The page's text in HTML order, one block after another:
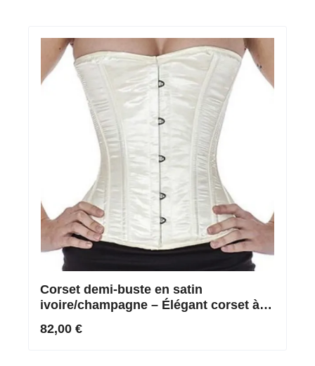
Corset demi-buste en satin
ivoire/champagne – Élégant corset à
82,00 €